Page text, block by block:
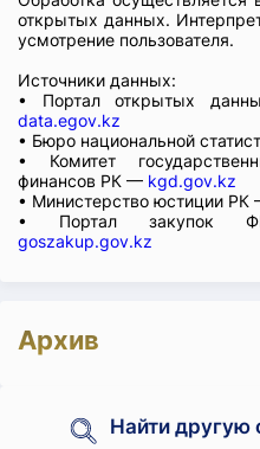
открытых данных.
усмотрение пользователя.
Источники данных:
• Портал открытых
data.egov.kz
• Бюро национальной
• Комитет
финансов РК — kgd.gov.kz
• Министерство юстиции РК
• Портал закупок
goszakup.gov.kz
Архив
Найти другую